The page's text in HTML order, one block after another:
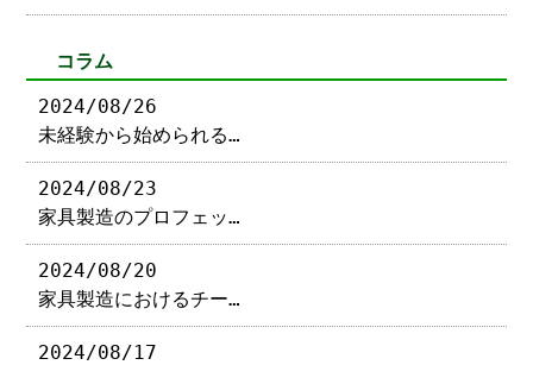
コラム
2024/08/26
未経験から始められる…
2024/08/23
家具製造のプロフェッ…
2024/08/20
家具製造におけるチー…
2024/08/17